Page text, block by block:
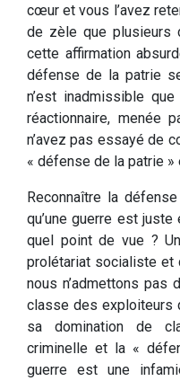
cœur et vous l’avez
de zèle que plusieurs
cette affirmation
défense de la patrie
n’est inadmissible
réactionnaire, menée
n’avez pas essayé de
« défense de la patrie »
Reconnaître la
qu’une guerre est
quel point de vue ?
prolétariat socialiste et
nous n’admettons pas
classe des exploiteurs
sa domination de
criminelle et la «
guerre est une